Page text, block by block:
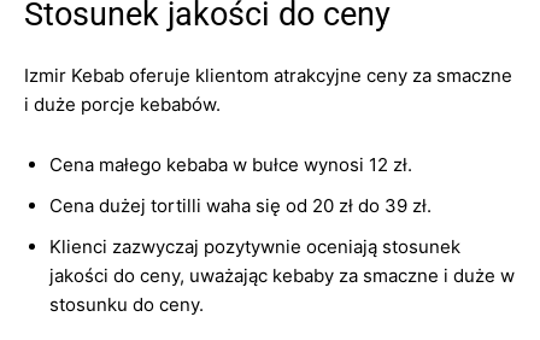
Stosunek jakości do ceny
Izmir Kebab oferuje klientom atrakcyjne ceny za smaczne
i duże porcje kebabów.
Cena małego kebaba w bułce wynosi 12 zł.
Cena dużej tortilli waha się od 20 zł do 39 zł.
Klienci zazwyczaj pozytywnie oceniają stosunek
jakości do ceny, uważając kebaby za smaczne i duże w
stosunku do ceny.